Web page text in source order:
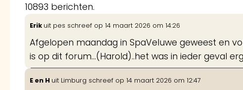
10893 berichten.
Erik uit pes schreef op 14 maart 2026 om 14:26
Afgelopen maandag in SpaVeluwe geweest en
is op dit forum...(Harold)..het was in ieder geval
E en H uit Limburg schreef op 14 maart 2026 om 12:47